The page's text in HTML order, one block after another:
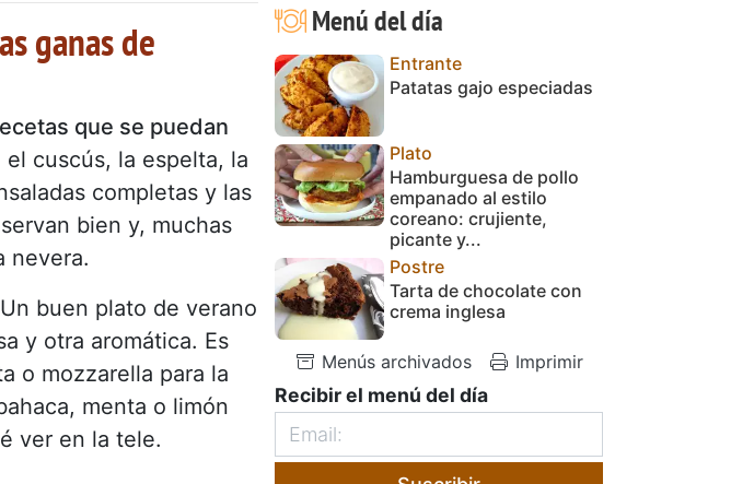
ganas de
que se puedan
el cuscús, la espelta, la
completas y las
bien y, muchas
nevera.
buen plato de verano
y otra aromática. Es
o mozzarella para la
menta o limón
ver en la tele.
Menú del día
Entrante
Patatas gajo especiadas
Plato
Hamburguesa de pollo
empanado al estilo
coreano: crujiente,
picante y...
Postre
Tarta de chocolate con
crema inglesa
Menús archivados Imprimir
Recibir el menú del día